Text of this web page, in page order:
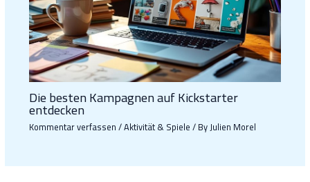
Die besten Kampagnen auf Kickstarter
entdecken
Kommentar verfassen/Aktivität & Spiele/ ByJulien Morel